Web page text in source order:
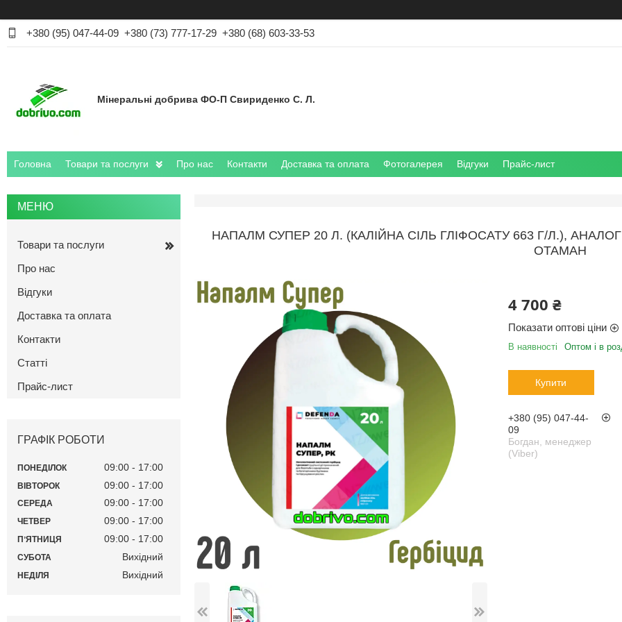
+380 (95) 047-44-09 +380 (73) 777-17-29 +380 (68) 603-33-53
Мінеральні добрива ФО-П Свириденко С. Л.
Головна Товари та послуги Про нас Контакти Доставка та оплата Фотогалерея Відгуки Прайс-лист
НАПАЛМ СУПЕР 20 Л. (КАЛІЙНА СІЛЬ ГЛІФОСАТУ 663 Г/Л.),
ОТАМАН
4 700 ₴
Показати оптові ціни
В наявності Оптом і в
Купити
+380 (95) 047-44-
09
Богдан, менеджер
(Viber)
Товари та послуги
Про нас
Відгуки
Доставка та оплата
Контакти
Статті
Прайс-лист
ГРАФІК РОБОТИ
ПОНЕДІЛОК 09:00 17:00
ВІВТОРОК 09:00 17:00
СЕРЕДА 09:00 17:00
ЧЕТВЕР 09:00 17:00
ПʼЯТНИЦЯ 09:00 17:00
СУБОТА Вихідний
НЕДІЛЯ Вихідний